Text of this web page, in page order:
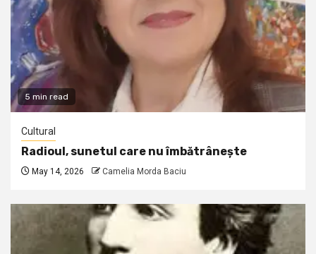
5 min read
Cultural
Radioul, sunetul care nu îmbătrânește
May 14, 2026 Camelia Morda Baciu